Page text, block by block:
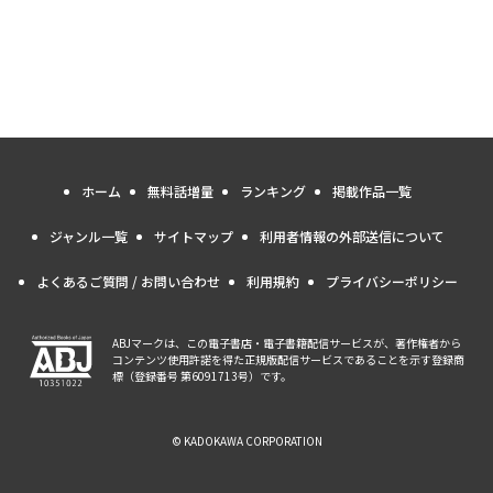
ホーム 無料話増量 ランキング 掲載作品一覧
ジャンル一覧 サイトマップ 利用者情報の外部送信について
よくあるご質問 / お問い合わせ 利用規約 プライバシーポリシー
ABJマークは、この電子書店・電子書籍配信サービスが、著作権者から
コンテンツ使用許諾を得た正規版配信サービスであることを示す登録商
標（登録番号 第6091713号）です。
© KADOKAWA CORPORATION